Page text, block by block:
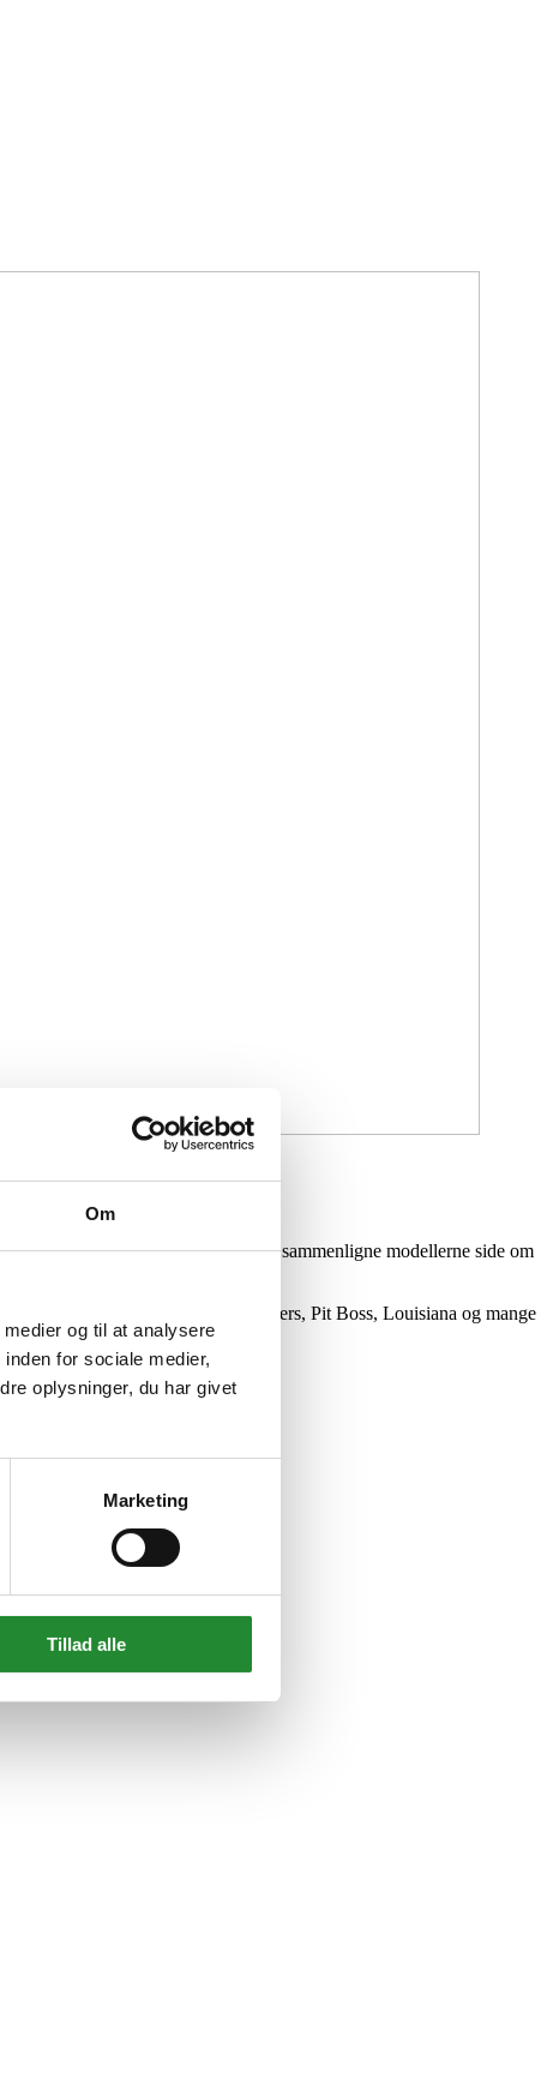
Om
og til at analysere
for sociale medier,
oplysninger, du har givet
Marketing
Tillad alle
populære brands.
mærke kvaliteten og sammenligne modellerne side om
Forni, Cozze, Morsø, OFYR, Enders, Pit Boss, Louisiana og mange
og muligheder.